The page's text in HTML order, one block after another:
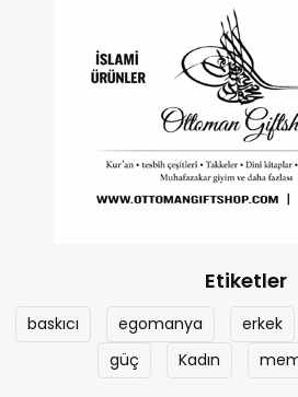
Etiketler
baskıcı egomanya erkek
güç
Kadın